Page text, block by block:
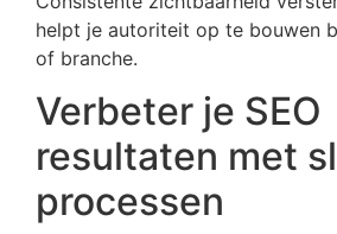
helpt je autoriteit op te bouwen
of branche.
Verbeter je SEO
resultaten met
processen